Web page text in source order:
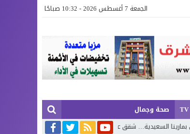
الجمعة 7 أغسطس 2026 - 10:32 صباحًا
صحة وجمال
عصرية وفيلات فاخرة بإطلالة تجمع البحر وروعة الطبيعة